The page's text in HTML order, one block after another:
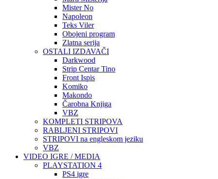
Mister No
Napoleon
Teks Viler
Obojeni program
Zlatna serija
OSTALI IZDAVAČI
Darkwood
Strip Centar Tino
Front Ispis
Komiko
Makondo
Čarobna Knjiga
VBZ
KOMPLETI STRIPOVA
RABLJENI STRIPOVI
STRIPOVI na engleskom jeziku
VBZ
VIDEO IGRE / MEDIA
PLAYSTATION 4
PS4 igre